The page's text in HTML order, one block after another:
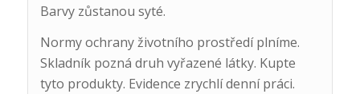
Barvy zůstanou syté.
Normy ochrany životního prostředí plníme.
Skladník pozná druh vyřazené látky. Kupte
tyto produkty. Evidence zrychlí denní práci.